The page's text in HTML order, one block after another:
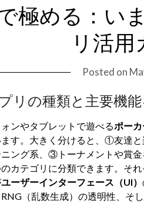
極める：い
リ活用
Posted on
リの種類と主要機
ンやタブレットで遊べるポーカ
ます。大きく分けると、①友達
ング系、③トーナメントや賞
カテゴリに分類できます。そ
ユーザーインターフェース（UI）
（乱数生成）の透明性、そ